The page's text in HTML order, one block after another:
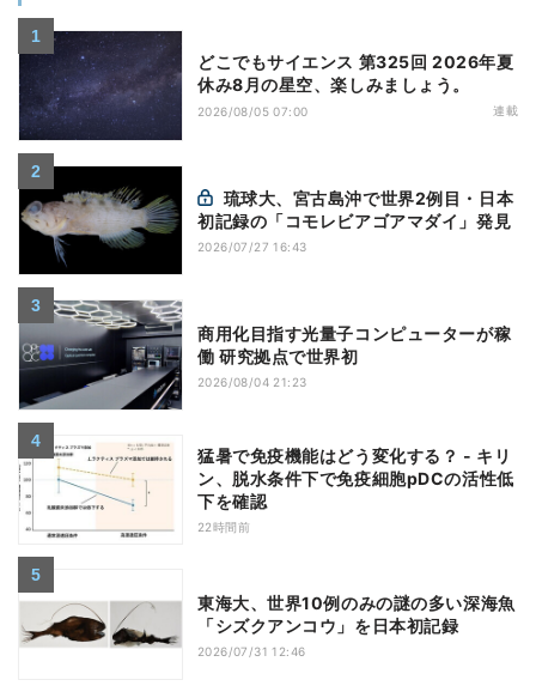
どこでもサイエンス 第325回 2026年夏
休み8月の星空、楽しみましょう。
2026/08/05 07:00 連載
初記録の「コモレビアゴアマダイ」発見
2026/07/27 16:43
商用化目指す光量子コンピューターが稼
働 研究拠点で世界初
2026/08/04 21:23
猛暑で免疫機能はどう変化する？ - キリ
ン、脱水条件下で免疫細胞pDCの活性低
下を確認
22時間前
東海大、世界10例のみの謎の多い深海魚
「シズクアンコウ」を日本初記録
2026/07/31 12:46